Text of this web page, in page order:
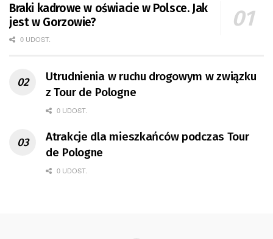
Braki kadrowe w oświacie w Polsce. Jak
jest w Gorzowie?
0 UDOST.
Utrudnienia w ruchu drogowym w związku
z Tour de Pologne
0 UDOST.
Atrakcje dla mieszkańców podczas Tour
de Pologne
0 UDOST.